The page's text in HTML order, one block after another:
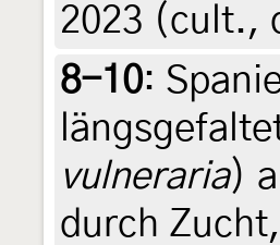
2023 (cult.,
8-10:
vulneraria)
durch